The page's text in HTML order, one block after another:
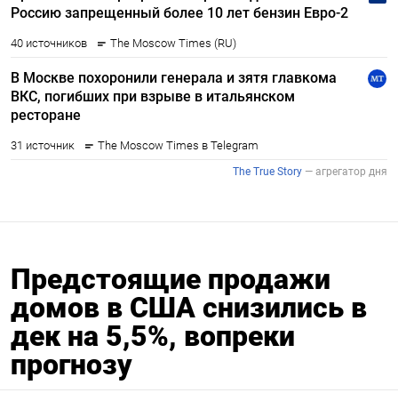
Предстоящие продажи
домов в США снизились в
дек на 5,5%, вопреки
прогнозу